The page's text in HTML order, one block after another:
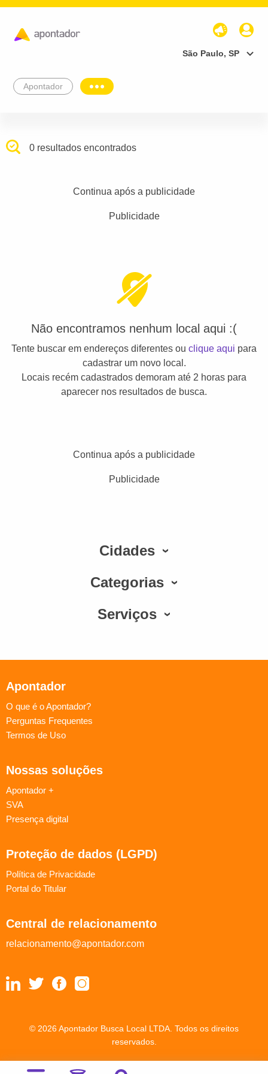
São Paulo, SP
Apontador
0 resultados encontrados
Continua após a publicidade
Publicidade
Não encontramos nenhum local aqui :(
Tente buscar em endereços diferentes ou clique aqui para
cadastrar um novo local.
Locais recém cadastrados demoram até 2 horas para
aparecer nos resultados de busca.
Continua após a publicidade
Publicidade
Cidades
Categorias
Serviços
Apontador
O que é o Apontador?
Perguntas Frequentes
Termos de Uso
Nossas soluções
Apontador +
SVA
Presença digital
Proteção de dados (LGPD)
Política de Privacidade
Portal do Titular
Central de relacionamento
relacionamento@apontador.com
© 2026 Apontador Busca Local LTDA. Todos os direitos
reservados.